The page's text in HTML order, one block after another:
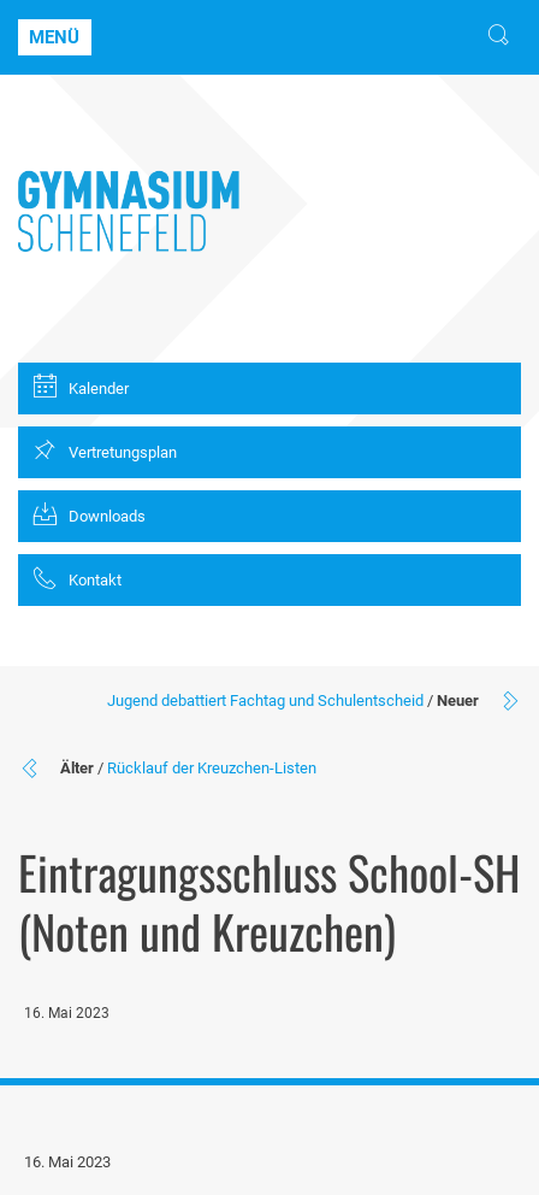
MENÜ
Kalender
Vertretungsplan
Downloads
Kontakt
Jugend debattiert Fachtag und Schulentscheid / Neuer
Älter / Rücklauf der Kreuzchen-Listen
Eintragungsschluss School-SH
(Noten und Kreuzchen)
16. Mai 2023
16. Mai 2023